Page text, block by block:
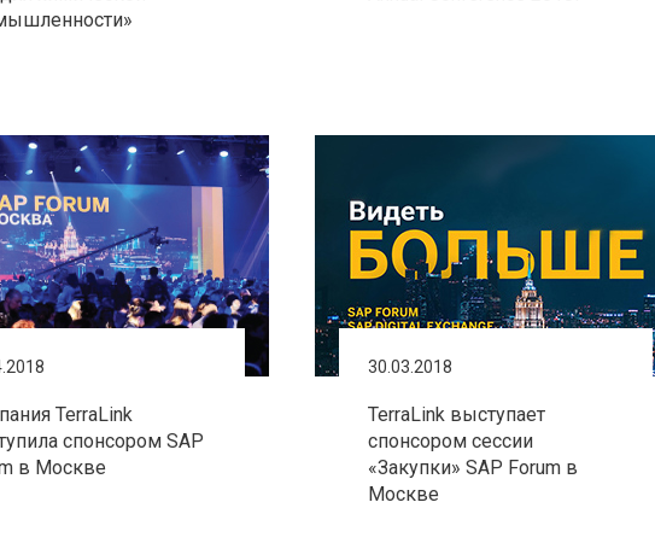
TerraLink
спонсором SAP
в Москве
30.03.2018
TerraLink выступает
спонсором сессии
«Закупки» SAP Forum в
Москве